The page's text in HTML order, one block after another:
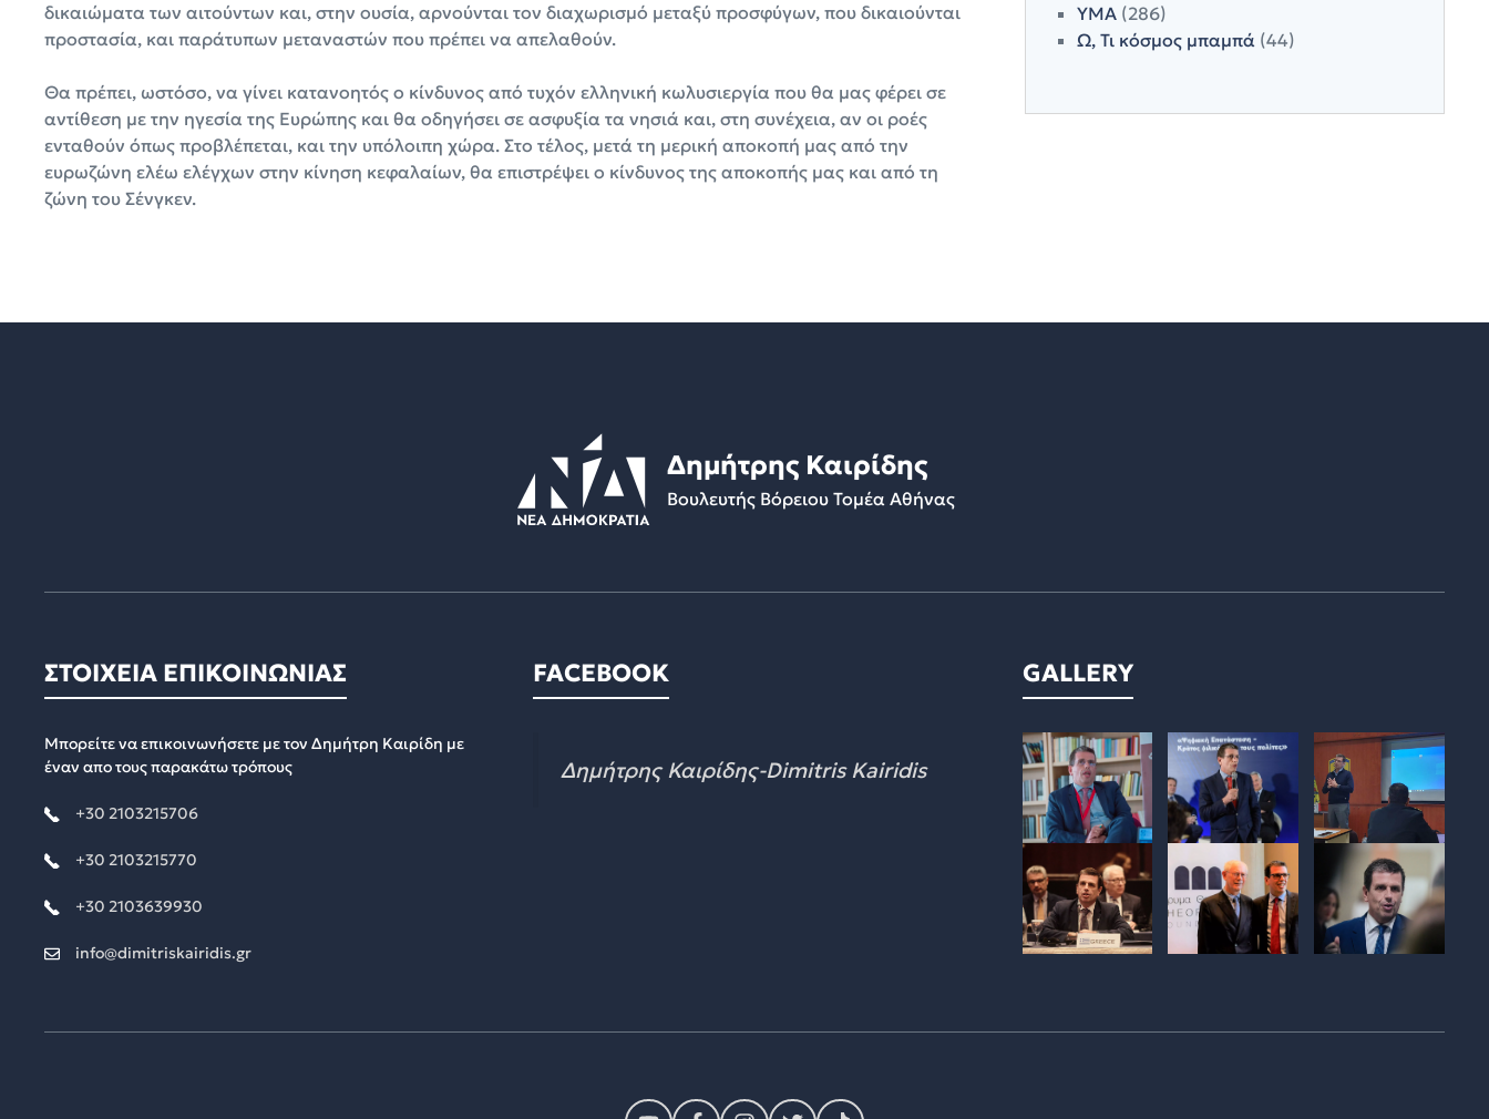
δικαιώματα των αιτούντων και, στην ουσία, αρνούνται τον διαχωρισμό μεταξύ προσφύγων, που δικαιούνται
προστασία, και παράτυπων μεταναστών που πρέπει να απελαθούν.
Θα πρέπει, ωστόσο, να γίνει κατανοητός ο κίνδυνος από τυχόν ελληνική κωλυσιεργία που θα μας φέρει σε
αντίθεση με την ηγεσία της Ευρώπης και θα οδηγήσει σε ασφυξία τα νησιά και, στη συνέχεια, αν οι ροές
ενταθούν όπως προβλέπεται, και την υπόλοιπη χώρα. Στο τέλος, μετά τη μερική αποκοπή μας από την
ευρωζώνη ελέω ελέγχων στην κίνηση κεφαλαίων, θα επιστρέψει ο κίνδυνος της αποκοπής μας και από τη
ζώνη του Σένγκεν.
ΥΜΑ(286)
Ω, Τι κόσμος μπαμπά(44)
Δημήτρης Καιρίδης
Βουλευτής Βόρειου Τομέα Αθήνας
ΣΤΟΙΧΕΙΑ ΕΠΙΚΟΙΝΩΝΙΑΣ
Μπορείτε να επικοινωνήσετε με τον Δημήτρη Καιρίδη με
έναν απο τους παρακάτω τρόπους
+30 2103215706
+30 2103215770
+30 2103639930
info@dimitriskairidis.gr
FACEBOOK
Δημήτρης Καιρίδης-Dimitris Kairidis
GALLERY